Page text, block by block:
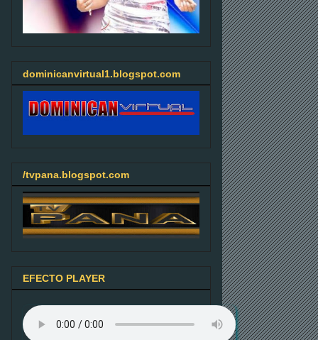
dominicanvirtual1.blogspot.com
/tvpana.blogspot.com
EFECTO PLAYER